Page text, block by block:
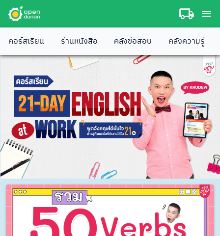
คอร์สเรียน ร้านหนังสือ คลังข้อสอบ คลังความรู้